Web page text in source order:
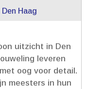
Haag
uitzicht in Den
leveren
oog voor detail.​
meesters in hun